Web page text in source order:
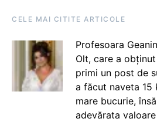
CELE MAI CITITE ARTICOLE
Profesoara
Olt, care a
primi un post de
a făcut naveta 15
mare bucurie,
adevărata